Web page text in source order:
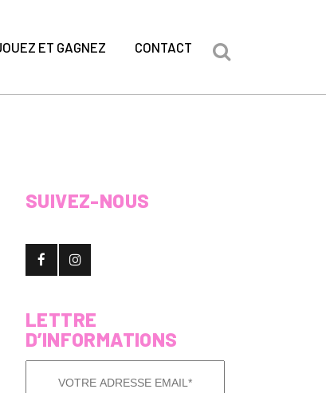
ET GAGNEZ CONTACT
SUIVEZ-NOUS
LETTRE
D’INFORMATIONS